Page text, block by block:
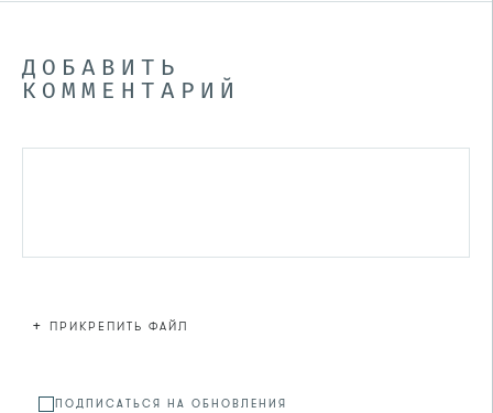
ДОБАВИТЬ
КОММЕНТАРИЙ
+ ПРИКРЕПИТЬ ФАЙЛ
ПОДПИСАТЬСЯ НА ОБНОВЛЕНИЯ